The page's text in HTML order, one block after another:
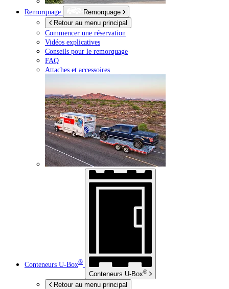
Remorquage
Remorquage
Retour au menu principal
Commencer une réservation
Vidéos explicatives
Conseils pour le remorquage
FAQ
Attaches et accessoires
Conteneurs U-Box®
Conteneurs U-Box®
Retour au menu principal